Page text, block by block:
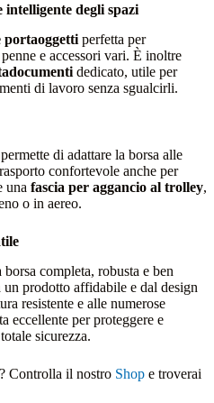
degli spazi
portaoggetti perfetta per
e accessori vari. È inoltre
dedicato, utile per
di lavoro senza sgualcirli.
permette di adattare la borsa alle
confortevole anche per
una fascia per aggancio al trolley,
o in aereo.
completa, robusta e ben
un prodotto affidabile e dal design
resistente e alle numerose
eccellente per proteggere e
sicurezza.
Controlla il nostro Shop e troverai